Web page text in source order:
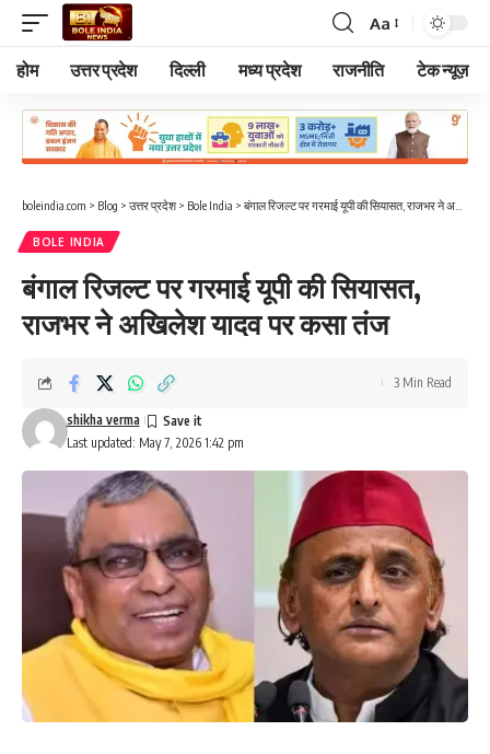
Font
Resizer
Aa
होम उत्तर प्रदेश दिल्ली मध्य प्रदेश राजनीति टेक न्यूज़
boleindia.com > Blog > उत्तर प्रदेश> Bole India > बंगाल रिजल्ट पर गरमाई यूपी की सियासत, राजभर ने अखिलेश यादव पर कसा तंज
BOLE INDIA
बंगाल रिजल्ट पर गरमाई यूपी की सियासत,
राजभर ने अखिलेश यादव पर कसा तंज
Last updated: May 7, 2026 1:42 pm
shikha verma
3 Min Read